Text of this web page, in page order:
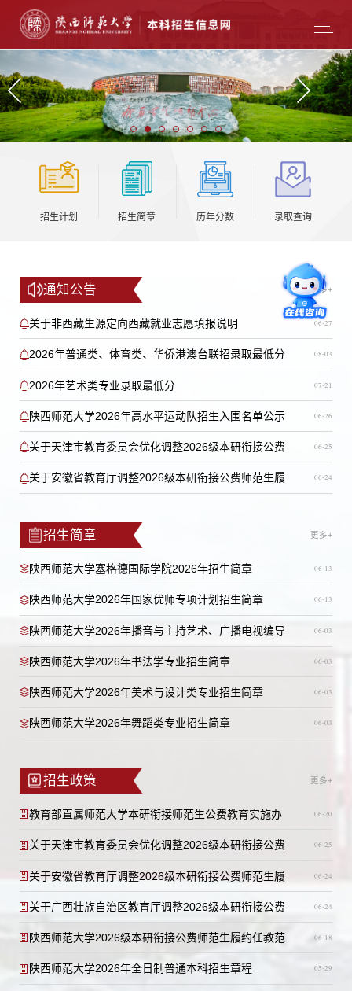
招生计划 招生简章 历年分数 录取查询
通知公告 更多+
关于非西藏生源定向西藏就业志愿填报说明 06-27
2026年普通类、体育类、华侨港澳台联招录取最低分 08-03
2026年艺术类专业录取最低分 07-21
陕西师范大学2026年高水平运动队招生入围名单公示 06-26
关于天津市教育委员会优化调整2026级本研衔接公费
师范生履约任教范围的公告
06-25
关于安徽省教育厅调整2026级本研衔接公费师范生履 06-24
招生简章 更多+
陕西师范大学塞格德国际学院2026年招生简章 06-13
陕西师范大学2026年国家优师专项计划招生简章 06-13
陕西师范大学2026年播音与主持艺术、广播电视编导
专业招生简章
06-03
陕西师范大学2026年书法学专业招生简章 06-03
陕西师范大学2026年美术与设计类专业招生简章 06-03
陕西师范大学2026年舞蹈类专业招生简章 06-03
招生政策 更多+
教育部直属师范大学本研衔接师范生公费教育实施办
法
06-20
关于天津市教育委员会优化调整2026级本研衔接公费
师范生履约任教范围的公告
06-25
关于安徽省教育厅调整2026级本研衔接公费师范生履
约任教范围的公告
06-24
关于广西壮族自治区教育厅调整2026级本研衔接公费
师范生履约任教范围的公告
06-24
陕西师范大学2026级本研衔接公费师范生履约任教范
围
06-18
陕西师范大学2026年全日制普通本科招生章程 05-29